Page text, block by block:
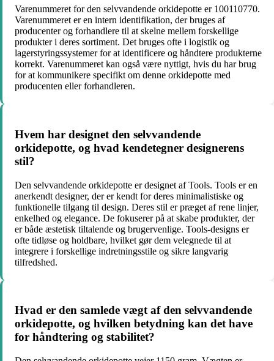
Varenummeret for den selvvandende orkidepotte er 100110770.
Varenummeret er en intern identifikation, der bruges af
producenter og forhandlere til at skelne mellem forskellige
produkter i deres sortiment. Det bruges ofte i logistik og
lagerstyringssystemer for at identificere og håndtere produkterne
korrekt. Varenummeret kan også være nyttigt, hvis du har brug
for at kommunikere specifikt om denne orkidepotte med
producenten eller forhandleren.
Hvem har designet den selvvandende
orkidepotte, og hvad kendetegner designerens
stil?
Den selvvandende orkidepotte er designet af Tools. Tools er en
anerkendt designer, der er kendt for deres minimalistiske og
funktionelle tilgang til design. Deres stil er præget af rene linjer,
enkelhed og elegance. De fokuserer på at skabe produkter, der
er både æstetisk tiltalende og brugervenlige. Tools-designs er
ofte tidløse og holdbare, hvilket gør dem velegnede til at
integrere i forskellige indretningsstile og sikre langvarig
tilfredshed.
Hvad er den samlede vægt af den selvvandende
orkidepotte, og hvilken betydning kan det have
for håndtering og stabilitet?